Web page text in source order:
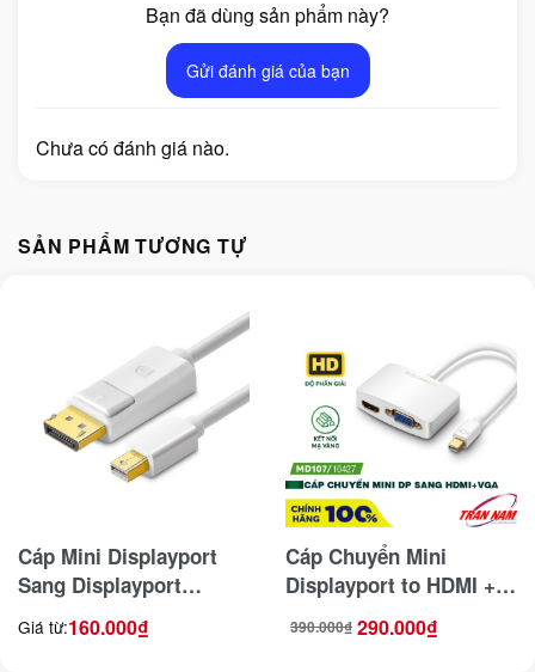
Bạn đã dùng sản phẩm này?
Gửi đánh giá của bạn
Chưa có đánh giá nào.
SẢN PHẨM TƯƠNG TỰ
Cáp Mini Displayport
Sang Displayport
Hỗ Trợ 2 Chiều Jasoz
Giá từ:160.000₫
Cáp Chuyển Mini
Displayport to HDMI +
Trắng )
390.000₫
Giá
gốc 290.000₫
Giá
hiện